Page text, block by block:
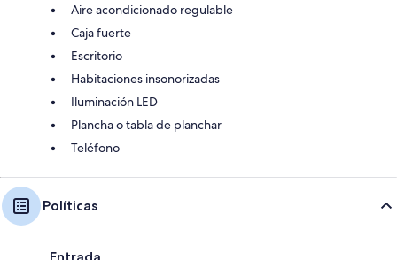
Aire acondicionado regulable
Caja fuerte
Escritorio
Habitaciones insonorizadas
Iluminación LED
Plancha o tabla de planchar
Teléfono
Políticas